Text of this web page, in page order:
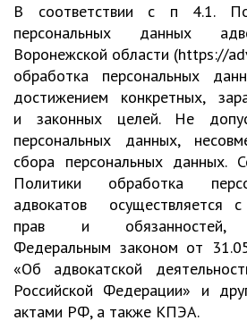
В соответствии с п 4.1.
персональных данных
Воронежской области (https://
обработка персональных
достижением конкретных,
и законных целей. Не
персональных данных,
сбора персональных данных.
Политики обработка
адвокатов осуществляется
прав и обязанностей,
Федеральным законом от
«Об адвокатской
Российской Федерации» и
актами РФ, а также КПЭА.